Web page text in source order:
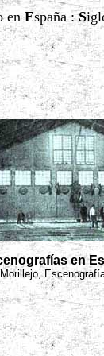
enEspaña :S
en